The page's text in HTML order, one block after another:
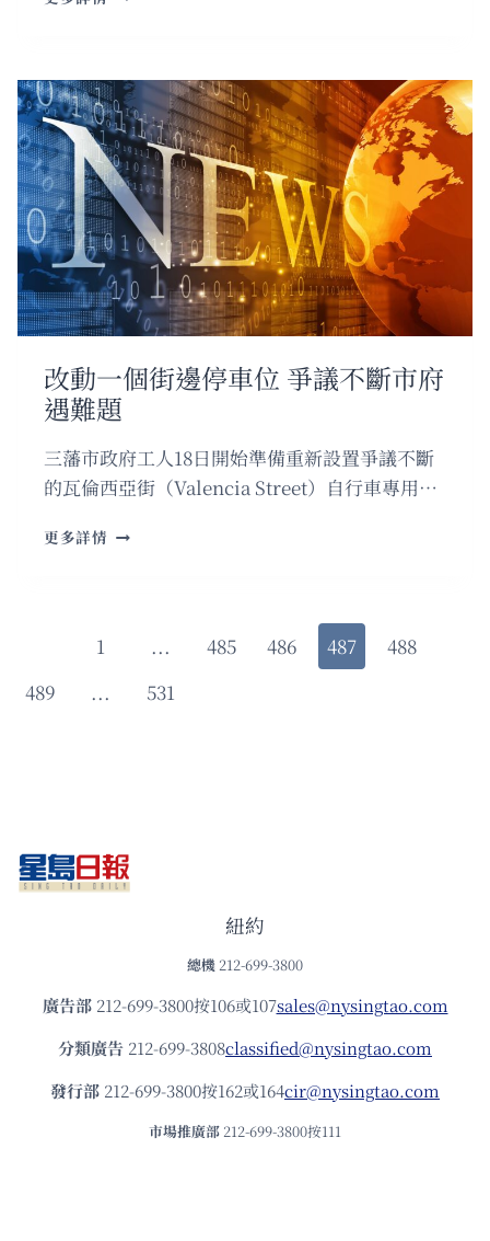
系
統
陷
財
困
新
局
長
急
尋
解
決
案
改動一個街邊停車位 爭議不斷市府
遇難題
三藩市政府工人18日開始準備重新設置爭議不斷
的瓦倫西亞街（Valencia Street）自行車專用…
更多詳情
府
遇
難
Page
navigation
Previous
Page
1 ... 485 486 487
488
489
... 531
紐約
總機 212-699-3800
廣告部212-699-3800按106或107sales@nysingtao.com
分類廣告 212-699-3808classified@nysingtao.com
發⾏部 212-699-3800按162或164cir@nysingtao.com
市場推廣部 212-699-3800按111